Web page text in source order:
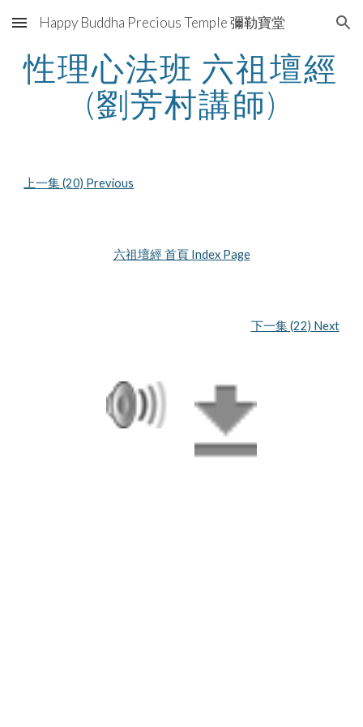
Skip to main content Skip to navigation
Happy Buddha Precious Temple 彌勒寶堂
性理心法班 六祖壇經
(劉芳村講師)
上一集 (20) Previous
六祖壇經 首頁 Index Page
下一集 (22) Next